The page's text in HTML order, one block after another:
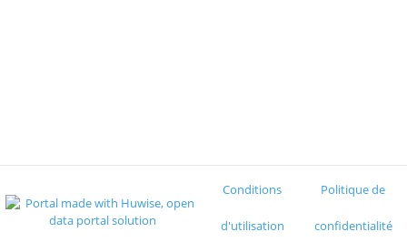
Conditions
d'utilisation
Politique de
confidentialité